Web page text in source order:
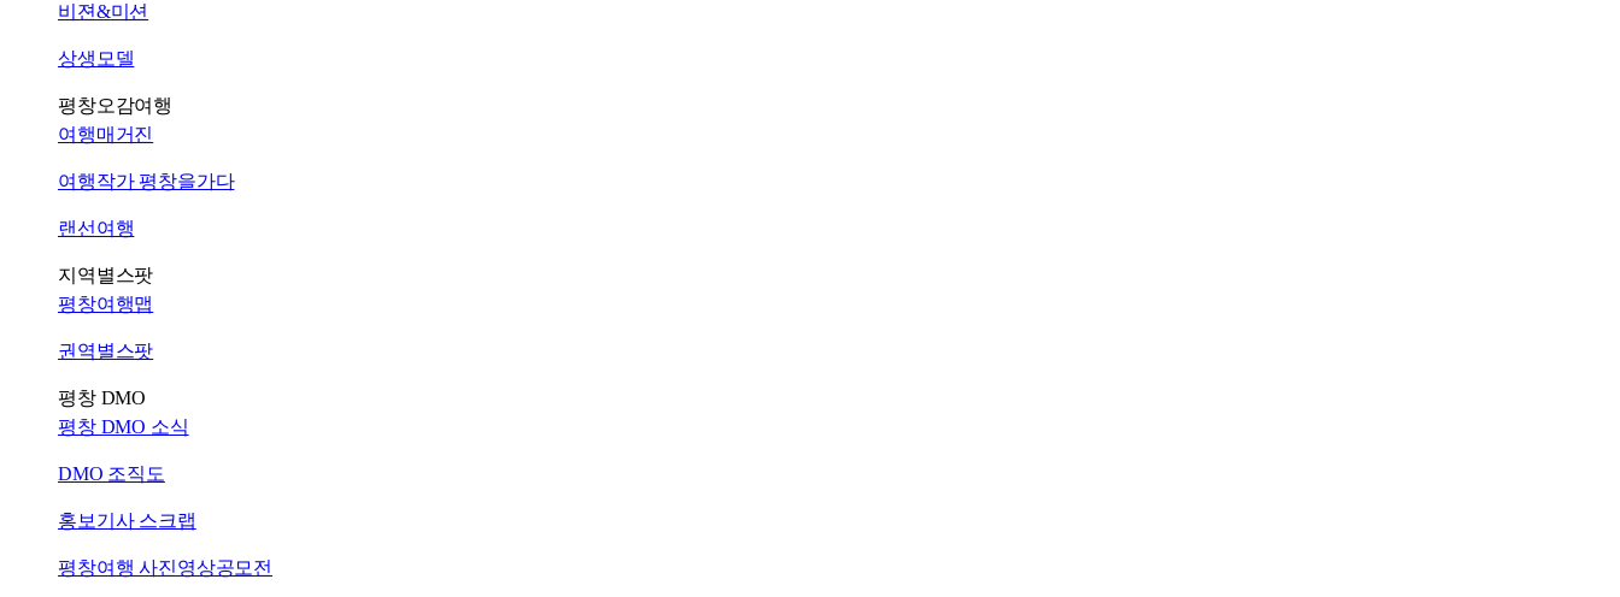
비젼&미션
상생모델
평창오감여행
여행매거진
여행작가 평창을가다
랜선여행
지역별스팟
평창여행맵
권역별스팟
평창 DMO
평창 DMO 소식
DMO 조직도
홍보기사 스크랩
평창여행 사진영상공모전